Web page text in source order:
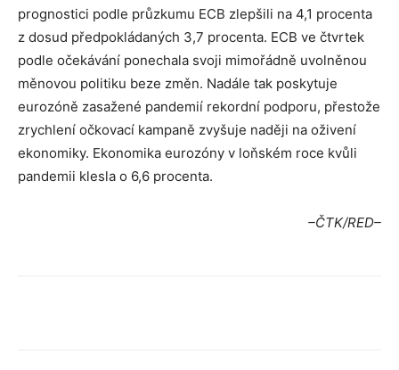
prognostici podle průzkumu ECB zlepšili na 4,1 procenta
z dosud předpokládaných 3,7 procenta. ECB ve čtvrtek
podle očekávání ponechala svoji mimořádně uvolněnou
měnovou politiku beze změn. Nadále tak poskytuje
eurozóně zasažené pandemií rekordní podporu, přestože
zrychlení očkovací kampaně zvyšuje naději na oživení
ekonomiky. Ekonomika eurozóny v loňském roce kvůli
pandemii klesla o 6,6 procenta.
–ČTK/RED–